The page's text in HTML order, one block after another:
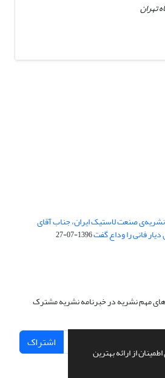
از ارائه بهترین
تهران
صنعت لاستیک ایران، جناب آقای
فانی را وداع گفت1396-07-27
های مهم نشریه در خبرنامه نشریه مشترک
اشتراک